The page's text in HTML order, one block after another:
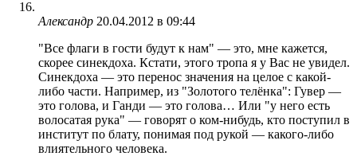
Александр 20.04.2012 в 09:44
"Все флаги в гости будут к нам" — это, мне кажется,
скорее синекдоха. Кстати, этого тропа я у Вас не увидел.
Синекдоха — это перенос значения на целое с какой-
либо части. Например, из "Золотого телёнка": Гувер —
это голова, и Ганди — это голова… Или "у него есть
волосатая рука" — говорят о ком-нибудь, кто поступил в
институт по блату, понимая под рукой — какого-либо
влиятельного человека.